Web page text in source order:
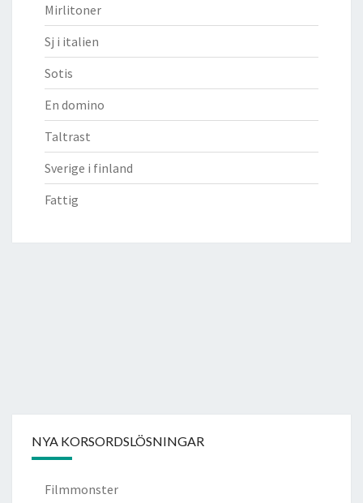
Mirlitoner
Sj i italien
Sotis
En domino
Taltrast
Sverige i finland
Fattig
NYA KORSORDSLÖSNINGAR
Filmmonster